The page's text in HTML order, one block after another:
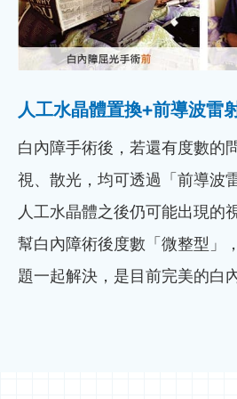
人工水晶體置換+前導波雷
白內障手術後，若還有度數的
視、散光，均可透過「前導波
人工水晶體之後仍可能出現的
幫白內障術後度數「微整型」
題一起解決，是目前完美的白